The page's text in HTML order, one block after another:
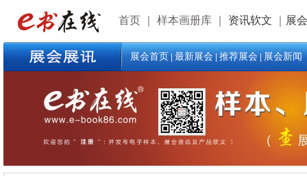
首页 样本画册库 资讯软文 展
展会首页|最新展会|推荐展会|展会新闻